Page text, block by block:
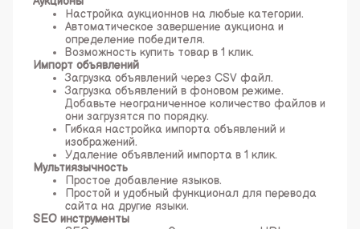
Настройка аукционнов на любые категории.
Автоматическое завершение аукциона и
определение победителя.
Возможность купить товар в 1 клик.
Импорт объявлений
Загрузка объявлений через CSV файл.
Загрузка объявлений в фоновом режиме.
Добавьте неограниченное количество файлов и
они загрузятся по порядку.
Гибкая настройка импорта объявлений и
изображений.
Удаление объявлений импорта в 1 клик.
Мультиязычность
Простое добавление языков.
Простой и удобный функционал для перевода
сайта на другие языки.
SEO инструменты